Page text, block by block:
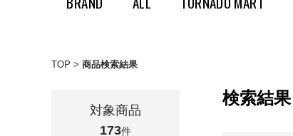
TOP 商品検索結果
対象商品
173件
検索結果